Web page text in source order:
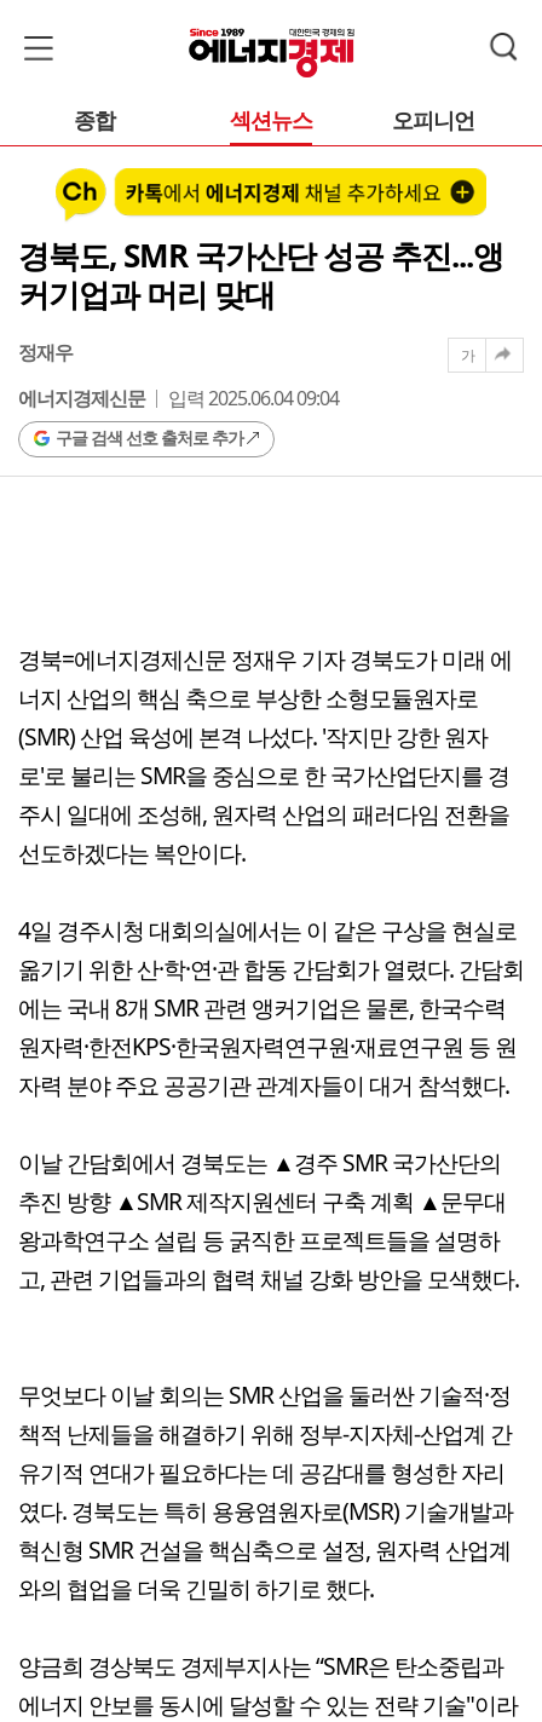
종합 섹션뉴스 오피니언
경북도, SMR 국가산단 성공 추진...앵
커기업과 머리 맞대
정재우
에너지경제신문
입력 2025.06.04 09:04
구글 검색 선호 출처로 추가
가
경북=에너지경제신문 정재우 기자 경북도가 미래 에
너지 산업의 핵심 축으로 부상한 소형모듈원자로
(SMR) 산업 육성에 본격 나섰다. '작지만 강한 원자
로'로 불리는 SMR을 중심으로 한 국가산업단지를 경
주시 일대에 조성해, 원자력 산업의 패러다임 전환을
선도하겠다는 복안이다.
4일 경주시청 대회의실에서는 이 같은 구상을 현실로
옮기기 위한 산·학·연·관 합동 간담회가 열렸다. 간담회
에는 국내 8개 SMR 관련 앵커기업은 물론, 한국수력
원자력·한전KPS·한국원자력연구원·재료연구원 등 원
자력 분야 주요 공공기관 관계자들이 대거 참석했다.
이날 간담회에서 경북도는 ▲경주 SMR 국가산단의
추진 방향 ▲SMR 제작지원센터 구축 계획 ▲문무대
왕과학연구소 설립 등 굵직한 프로젝트들을 설명하
고, 관련 기업들과의 협력 채널 강화 방안을 모색했다.
무엇보다 이날 회의는 SMR 산업을 둘러싼 기술적·정
책적 난제들을 해결하기 위해 정부-지자체-산업계 간
유기적 연대가 필요하다는 데 공감대를 형성한 자리
였다. 경북도는 특히 용융염원자로(MSR) 기술개발과
혁신형 SMR 건설을 핵심축으로 설정, 원자력 산업계
와의 협업을 더욱 긴밀히 하기로 했다.
양금희 경상북도 경제부지사는 “SMR은 탄소중립과
에너지 안보를 동시에 달성할 수 있는 전략 기술"이라